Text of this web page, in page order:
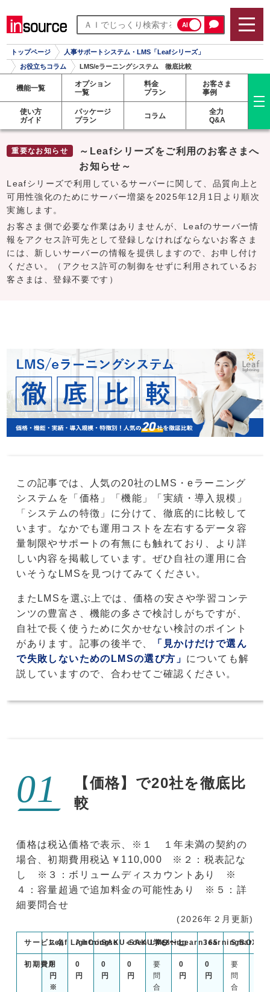
AI
トップページ
人事サポートシステム・LMS「Leafシリーズ」
お役立ちコラム
LMS/eラーニングシステム 徹底比較
機能一覧
オプション
一覧
料金
プラン
お客さま
事例
使い方
ガイド
パッケージ
プラン
コラム
全力
Q&A
～Leafシリーズをご利用のお客さまへ
お知らせ～
Leafシリーズで利用しているサーバーに関して、品質向上と
可用性強化のためにサーバー増築を2025年12月1日より順次
実施します。
お客さま側で必要な作業はありませんが、Leafのサーバー情
報をアクセス許可先として登録しなければならないお客さま
には、新しいサーバーの情報を提供しますので、お申し付け
ください。（アクセス許可の制御をせずに利用されているお
客さまは、登録不要です）
この記事では、人気の20社のLMS・eラーニング
システムを「価格」「機能」「実績・導入規模」
「システムの特徴」に分けて、徹底的に比較して
います。なかでも運用コストを左右するデータ容
量制限やサポートの有無にも触れており、より詳
しい内容を掲載しています。ぜひ自社の運用に合
いそうなLMSを見つけてみてください。
またLMSを選ぶ上では、価格の安さや学習コンテ
ンツの豊富さ、機能の多さで検討しがちですが、
自社で長く使うために欠かせない検討のポイント
があります。記事の後半で、
「見かけだけで選ん
で失敗しないためのLMSの選び方」 についても解
説していますので、合わせてご確認ください。
【価格】で20社を徹底比
較
価格は税込価格で表示、※１ １年未満の契約の
場合、初期費用税込￥110,000 ※２：税表記な
し ※３：ボリュームディスカウントあり ※
４：容量超過で追加料金の可能性あり ※５：詳
細要問合せ
(2026年２月更新)
サービス名Leaf Lightning
AirCourseSAKU-SAKU Testing
eden LMS学び〜とLearn365learningBOX
Smart
初期費用
0
円
※
0
円
0
円
0
円
要
問
合
0
円
0
円
要
問
合